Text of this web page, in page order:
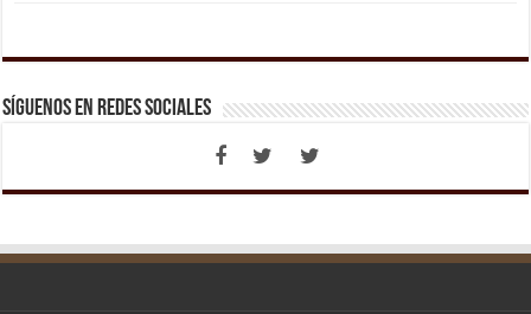
Síguenos en Redes Sociales